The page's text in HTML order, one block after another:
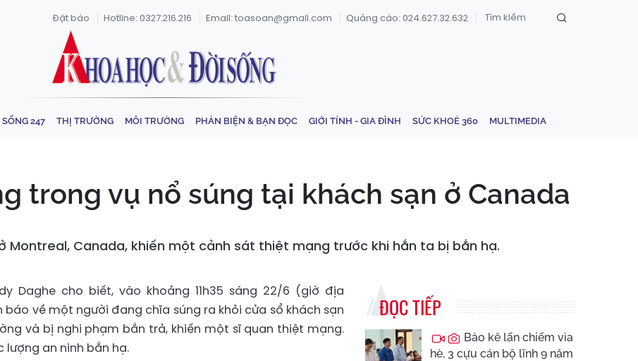
Đặt báo Hotline: 0327.216.216 Email: toasoan@gmail.com Quảng cáo: 024.627.32.632
247 THỊ TRƯỜNG MÔI TRƯỜNG PHẢN BIỆN & BẠN ĐỌC GIỚI TÍNH - GIA ĐÌNH SỨC KHOẺ 360 MULTIMEDIA
trong vụ nổ súng tại khách sạn ở Canada
Montreal, Canada, khiến một cảnh sát thiệt mạng trước khi hắn ta bị bắn hạ.
Daghe cho biết, vào khoảng 11h35 sáng 22/6 (giờ địa
về một người đang chĩa súng ra khỏi cửa sổ khách sạn
và bị nghi phạm bắn trả, khiến một sĩ quan thiệt mạng.
lượng an ninh bắn hạ.
ĐỌC TIẾP
Bảo kê lấn chiếm vỉa
hè, 3 cựu cán bộ lĩnh 9 năm